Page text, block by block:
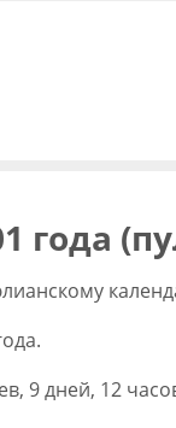
года
9 дней, 12